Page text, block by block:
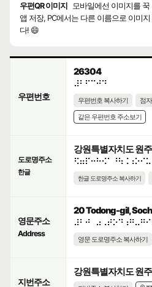
우편QR 이미지
모바일에선 이미지를
앱 저장, PC에서는 다른 이름으로 이미
다! 😄
우편번호
26304
⠼⠃⠋⠉⠚⠙
우편번호 복사하기 점
같은 우편번호 주소보기
도로명주소
한글
강원특별자치도 원
한글 도로명주소 복사하기
영문주소
Address
20 Todong-gil,
영문 도로명주소 복사하기
지번주소
강원특별자치도 원